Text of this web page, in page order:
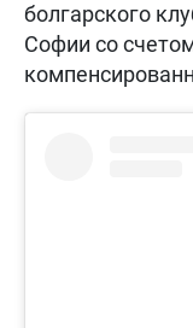
болгарского
Софии со